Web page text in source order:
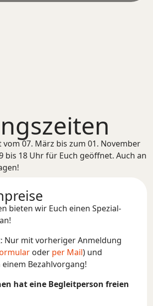
07. März bis zum 01. November
bis 18 Uhr für Euch geöffnet. Auch an
bieten wir Euch einen Spezial-
Nur mit vorheriger Anmeldung
oder per Mail) und
Bezahlvorgang!
hat eine Begleitperson freien